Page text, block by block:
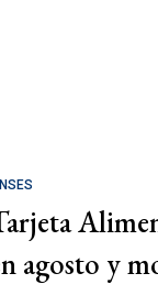
agosto y